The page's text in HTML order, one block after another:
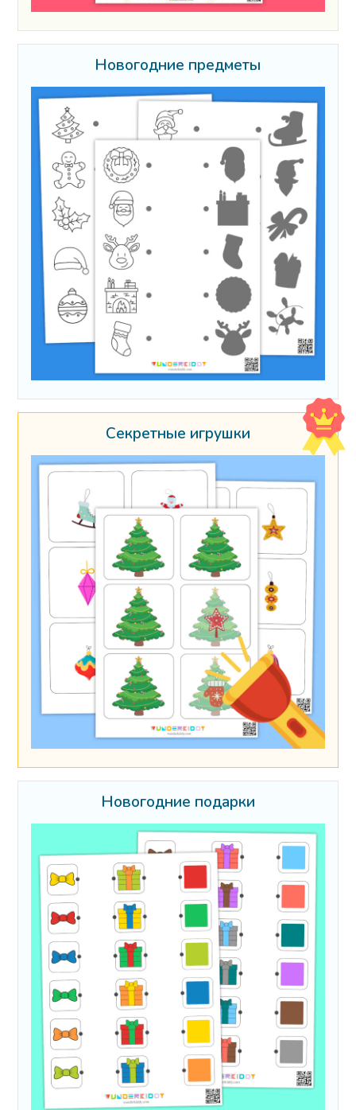
Новогодние предметы
Секретные игрушки
Новогодние подарки